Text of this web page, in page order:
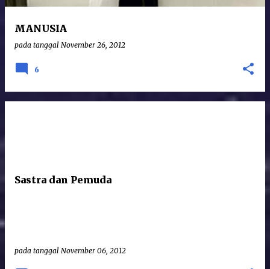
MANUSIA
pada tanggal November 26, 2012
6
Sastra dan Pemuda
pada tanggal November 06, 2012